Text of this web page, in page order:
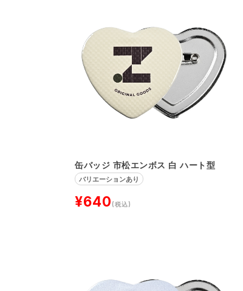
缶バッジ 市松エンボス 白 ハート型
バリエーションあり
¥640(税込)